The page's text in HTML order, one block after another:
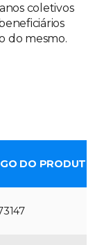
coletivos
do mesmo.
DO PRODUTO